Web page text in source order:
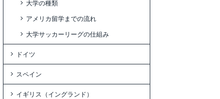
大学の種類
アメリカ留学までの流れ
大学サッカーリーグの仕組み
ドイツ
スペイン
イギリス（イングランド）